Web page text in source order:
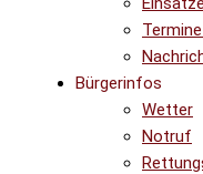
Bürgerinfos
Wetter
Notruf